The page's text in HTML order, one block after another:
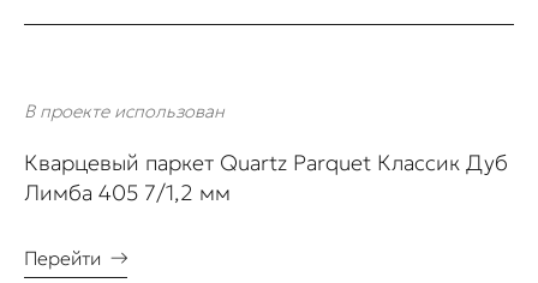
В проекте использован
Кварцевый паркет Quartz Parquet Классик Дуб
Лимба 405 7/1,2 мм
Перейти →